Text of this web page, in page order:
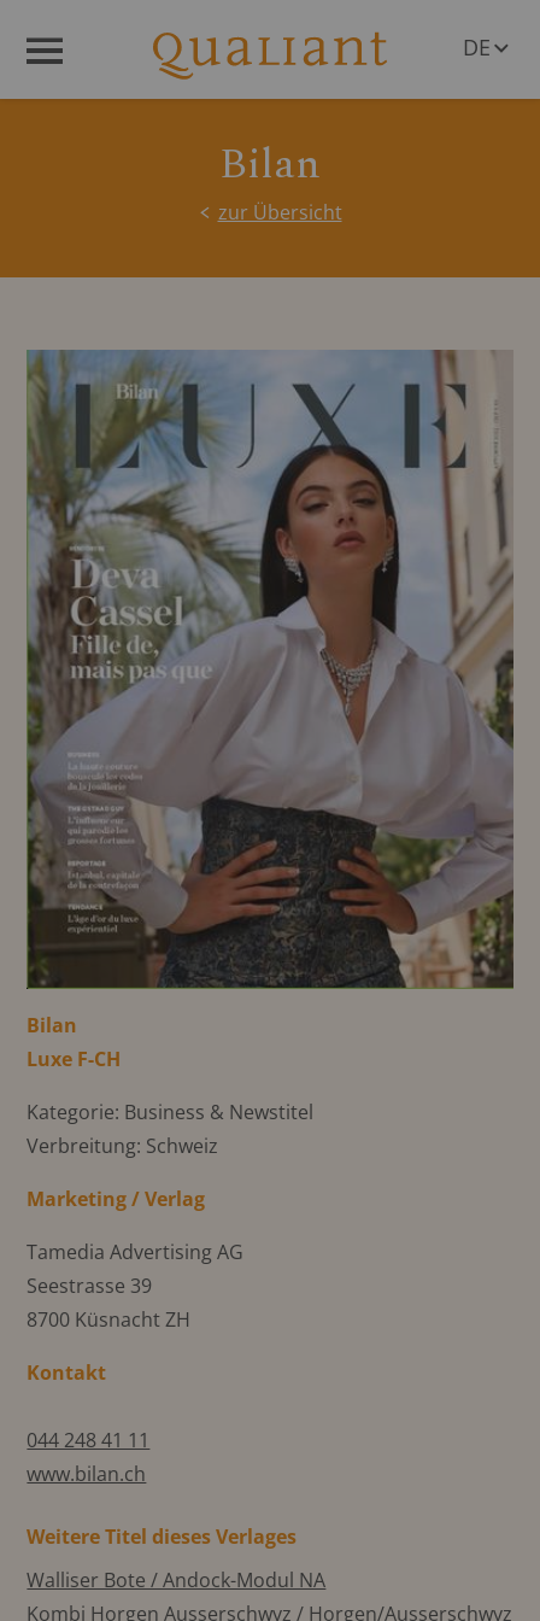
DE
Bilan
zur Übersicht
Bilan
Luxe F-CH
Kategorie: Business & Newstitel
Verbreitung: Schweiz
Marketing / Verlag
Tamedia Advertising AG
Seestrasse 39
8700 Küsnacht ZH
Kontakt
044 248 41 11
www.bilan.ch
Weitere Titel dieses Verlages
Walliser Bote / Andock-Modul NA
Kombi Horgen Ausserschwyz / Horgen/Ausserschwyz